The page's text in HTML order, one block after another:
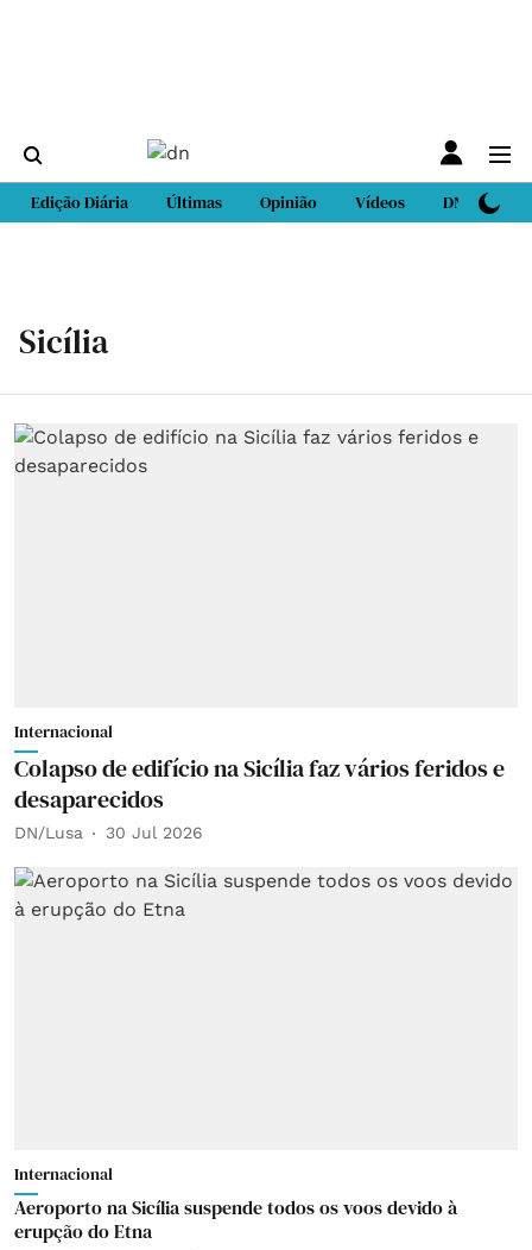
Edição Diária Últimas Opinião Vídeos DN Sport
Sicília
Internacional
Colapso de edifício na Sicília faz vários feridos e
desaparecidos
DN/Lusa 30 Jul 2026
Internacional
Aeroporto na Sicília suspende todos os voos devido à
erupção do Etna